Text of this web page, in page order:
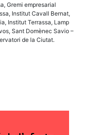
Gremi empresarial
Institut Cavall Bernat,
Institut Terrassa, Lamp
Sant Domènec Savio –
de la Ciutat.